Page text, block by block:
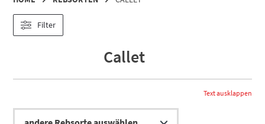
Callet
Text ausklappen
Filter